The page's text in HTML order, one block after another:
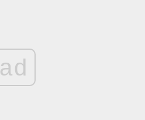
ad